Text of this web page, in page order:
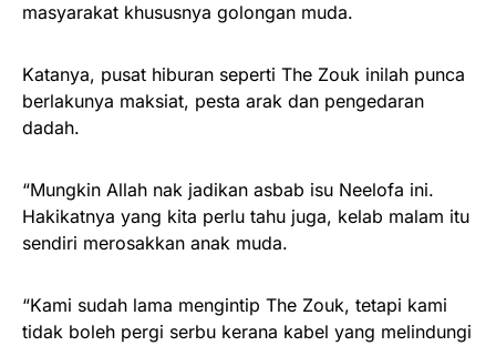
masyarakat khususnya golongan muda.
Katanya, pusat hiburan seperti The Zouk inilah punca
berlakunya maksiat, pesta arak dan pengedaran
dadah.
“Mungkin Allah nak jadikan asbab isu Neelofa ini.
Hakikatnya yang kita perlu tahu juga, kelab malam itu
sendiri merosakkan anak muda.
“Kami sudah lama mengintip The Zouk, tetapi kami
tidak boleh pergi serbu kerana kabel yang melindungi